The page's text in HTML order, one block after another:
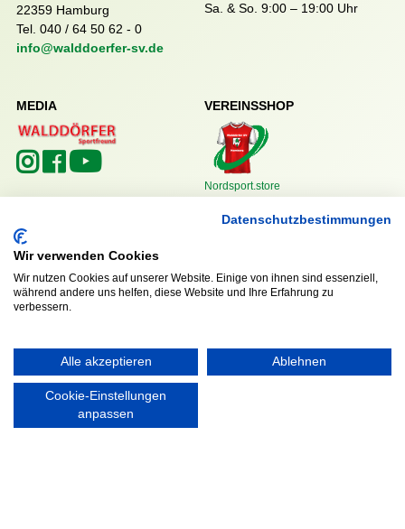
22359 Hamburg
Tel. 040 / 64 50 62 - 0
info@walddoerfer-sv.de
Sa. & So. 9:00 – 19:00 Uhr
MEDIA VEREINSSHOP
Nordsport.store
RECHTLICHES
Impressum
Datenschutzerklärung
Datenschutzbestimmungen
Wir verwenden Cookies
Wir nutzen Cookies auf unserer Website. Einige von ihnen sind essenziell,
während andere uns helfen, diese Website und Ihre Erfahrung zu
verbessern.
Alle akzeptieren Ablehnen
Cookie-Einstellungen
anpassen